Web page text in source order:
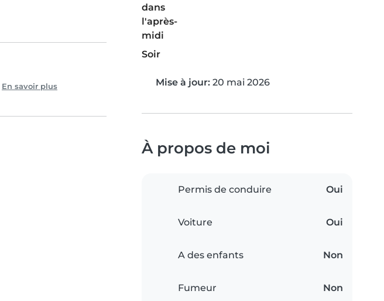
En savoir plus
dans
l'après-
midi
Soir
Mise à jour: 20 mai 2026
À propos de moi
Permis de conduire Oui
Voiture Oui
A des enfants Non
Fumeur Non